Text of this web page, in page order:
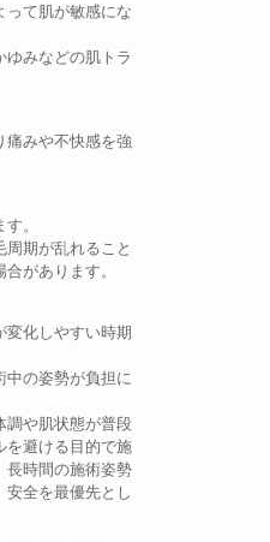
って肌が敏感にな
みなどの肌トラ
痛みや不快感を強
。
期が乱れること
があります。
変化しやすい時期
の姿勢が負担に
調や肌状態が普段
を避ける目的で施
長時間の施術姿勢
全を最優先とし